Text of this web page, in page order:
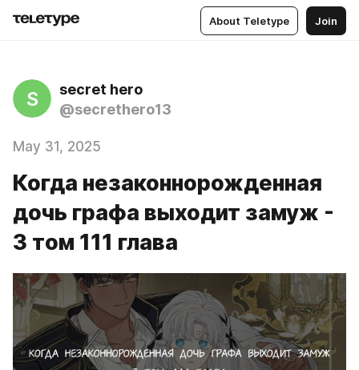
About Teletype Join
S
secret hero
@secrethero13
May 31, 2025
Когда незаконнорожденная
дочь графа выходит замуж -
3 том 111 глава